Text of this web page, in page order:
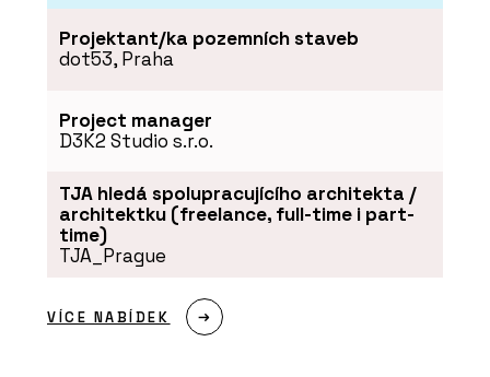
Projektant/ka pozemních staveb
dot53, Praha
Project manager
D3K2 Studio s.r.o.
TJA hledá spolupracujícího architekta /
architektku (freelance, full-time i part-
time)
TJA_Prague
VÍCE NABÍDEK